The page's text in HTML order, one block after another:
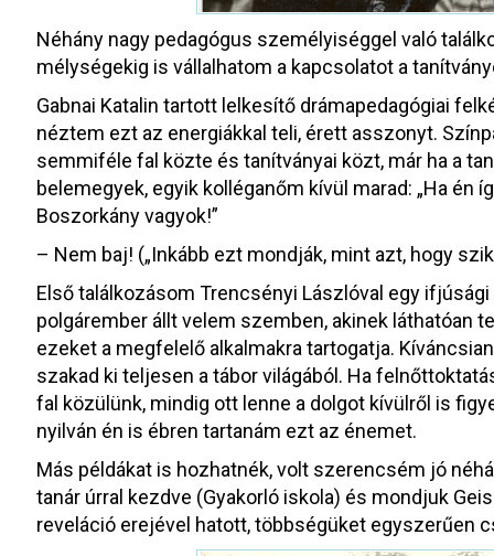
Néhány nagy pedagógus személyiséggel való
mélységekig is vállalhatom a kapcsolatot a
Gabnai Katalin tartott lelkesítő drámapedagógiai
néztem ezt az energiákkal teli, érett asszonyt.
semmiféle fal közte és tanítványai közt, már ha a
belemegyek, egyik kolléganőm kívül marad: „Ha én
Boszorkány vagyok!”
– Nem baj! („Inkább ezt mondják, mint azt, hogy
Első találkozásom Trencsényi Lászlóval egy
polgárember állt velem szemben, akinek láthatóan
ezeket a megfelelő alkalmakra tartogatja.
szakad ki teljesen a tábor világából. Ha
fal közülünk, mindig ott lenne a dolgot kívülről is
nyilván én is ébren tartanám ezt az énemet.
Más példákat is hozhatnék, volt szerencsém jó
tanár úrral kezdve (Gyakorló iskola) és mondjuk
reveláció erejével hatott, többségüket egyszerűen